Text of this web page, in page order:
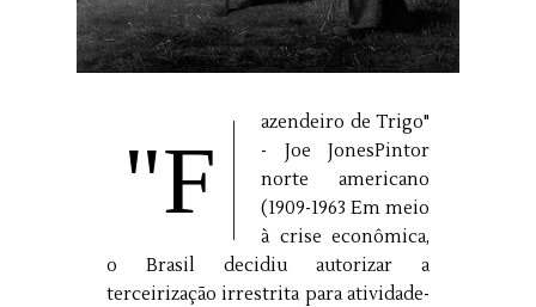
"F
azendeiro de Trigo"
- Joe JonesPintor
norte americano
(1909-1963 Em meio
à crise econômica,
o Brasil decidiu autorizar a
terceirização irrestrita para atividade-